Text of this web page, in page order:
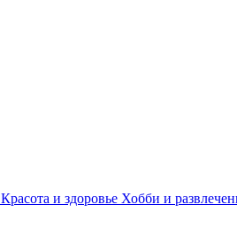
Красота и здоровье Хобби и